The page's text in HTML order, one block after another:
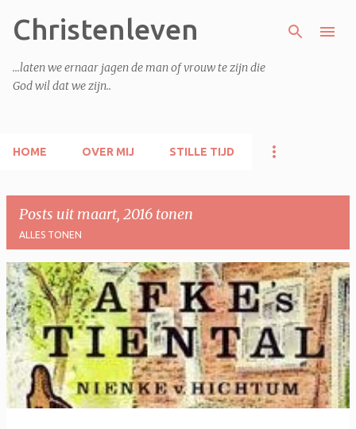
Doorgaan naar hoofdcontent
Christenleven
...laten we ernaar jagen de man of vrouw te zijn die
God wil dat we zijn..
HOME OVER MIJ STILLE TIJD
Posts uit maart, 2016 tonen
ALLES TONEN
P
o
s
t